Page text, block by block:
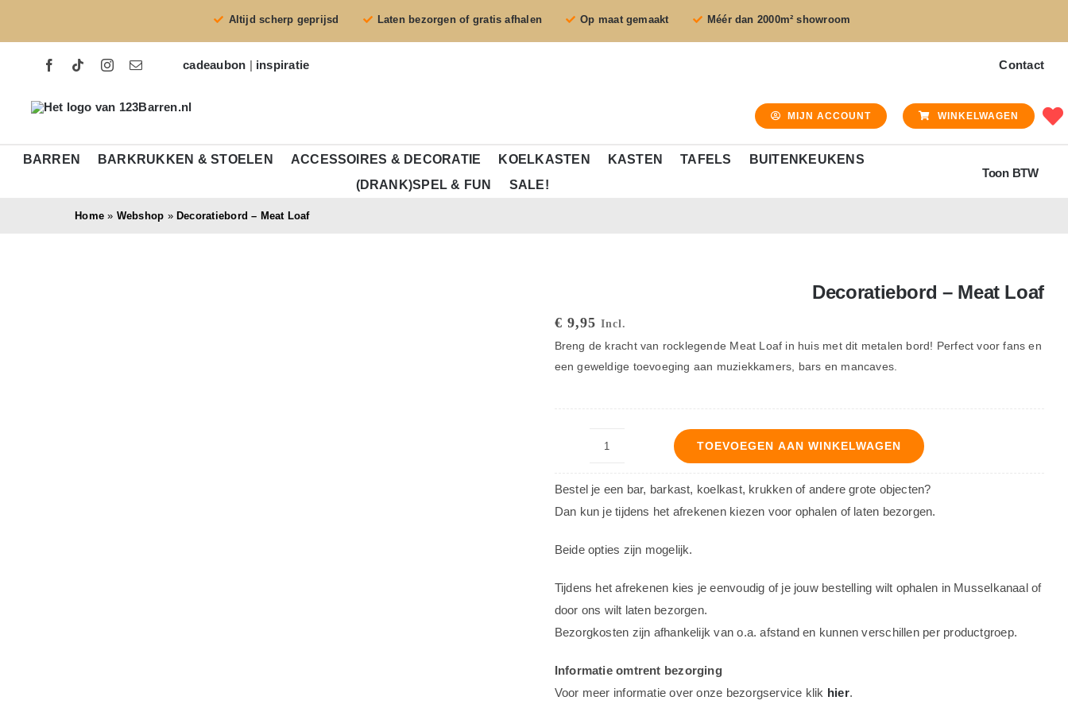
Altijd scherp geprijsd Laten bezorgen of gratis afhalen Op maat gemaakt Méér dan 2000m² showroom
cadeaubon | inspiratie Contact
MIJN ACCOUNT WINKELWAGEN
BARREN BARKRUKKEN & STOELEN ACCESSOIRES & DECORATIE KOELKASTEN KASTEN TAFELS
BUITENKEUKENS
(DRANK)SPEL & FUN
SALE!
Toon BTW
Home » Webshop » Decoratiebord – Meat Loaf
Decoratiebord – Meat Loaf
€ 9,95 Incl.
Breng de kracht van rocklegende Meat Loaf in huis met dit metalen bord! Perfect voor fans en
een geweldige toevoeging aan muziekkamers, bars en mancaves.
Decoratiebord
Loaf
aantal
TOEVOEGEN AAN WINKELWAGEN
Bestel je een bar, barkast, koelkast, krukken of andere grote objecten?
Dan kun je tijdens het afrekenen kiezen voor ophalen of laten bezorgen.
Beide opties zijn mogelijk.
Tijdens het afrekenen kies je eenvoudig of je jouw bestelling wilt ophalen in Musselkanaal of
door ons wilt laten bezorgen.
Bezorgkosten zijn afhankelijk van o.a. afstand en kunnen verschillen per productgroep.
Informatie omtrent bezorging
Voor meer informatie over onze bezorgservice klik hier.